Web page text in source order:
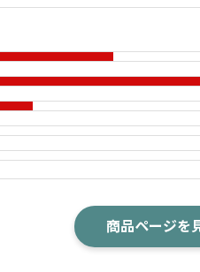
商品ページを